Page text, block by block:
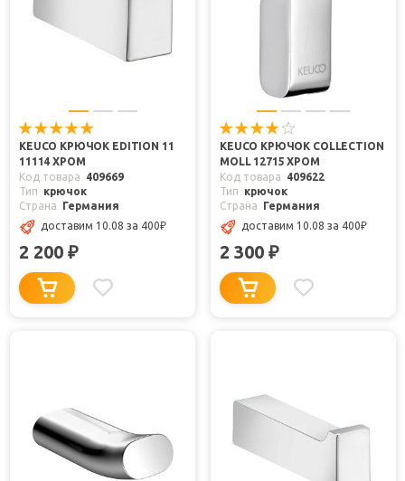
KEUCO КРЮЧОК EDITION 11
11114 ХРОМ
Код товара
409669
Тип
крючок
Страна
Германия
доставим 10.08 за 400₽
2 200 ₽
KEUCO КРЮЧОК COLLECTION
MOLL 12715 ХРОМ
Код товара
409622
Тип
крючок
Страна
Германия
доставим 10.08 за 400₽
2 300 ₽